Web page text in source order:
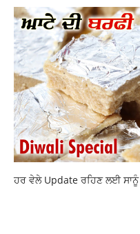
ਹਰ ਵੇਲੇ Update ਰਹਿਣ ਲਈ ਸਾਨੂੰ